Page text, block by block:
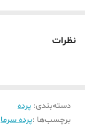
نظرات
دسته‌بندی: پرده
برچسب‌ها :پرده سرما